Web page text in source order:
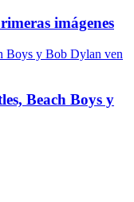
imágenes
Boys y Bob Dylan ven
Beach Boys y